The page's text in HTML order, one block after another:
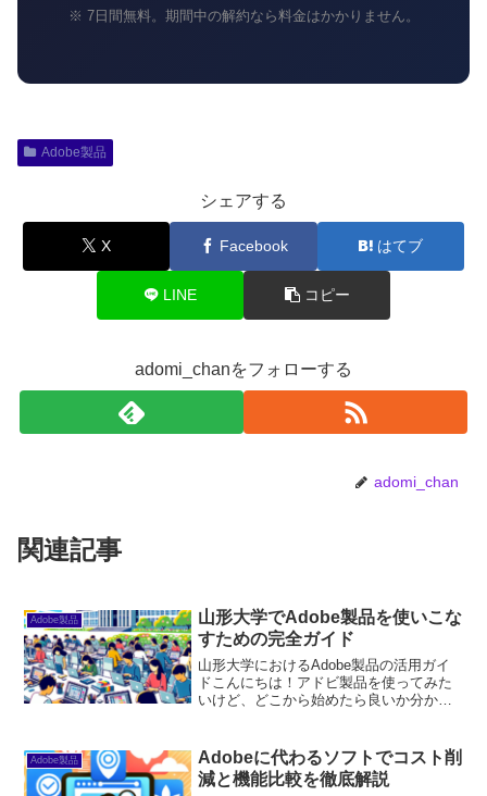
※ 7日間無料。期間中の解約なら料金はかかりません。
Adobe製品
シェアする
X Facebook はてブ
LINE コピー
adomi_chanをフォローする
adomi_chan
関連記事
Adobe製品
山形大学でAdobe製品を使いこな
すための完全ガイド
山形大学におけるAdobe製品の活用ガイ
ドこんにちは！アドビ製品を使ってみた
いけど、どこから始めたら良いか分から
ます。初心者の皆さんが抱える疑問や悩
みを解決し、楽しく...
Adobe製品
Adobeに代わるソフトでコスト削
減と機能比較を徹底解説